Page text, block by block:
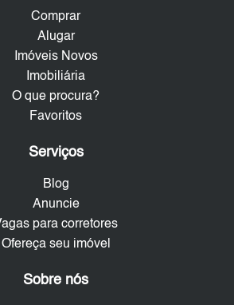
Comprar
Alugar
Imóveis Novos
Imobiliária
O que procura?
Favoritos
Serviços
Blog
Anuncie
para corretores
Ofereça seu imóvel
Sobre nós